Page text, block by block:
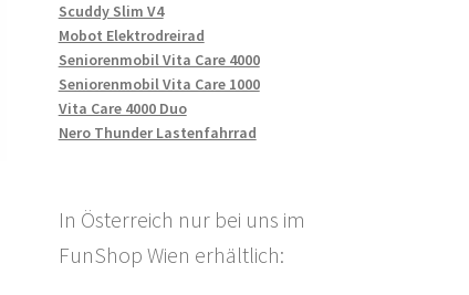
Scuddy Slim V4
Mobot Elektrodreirad
Seniorenmobil Vita Care 4000
Seniorenmobil Vita Care 1000
Vita Care 4000 Duo
Nero Thunder Lastenfahrrad
In Österreich nur bei uns im
FunShop Wien erhältlich: